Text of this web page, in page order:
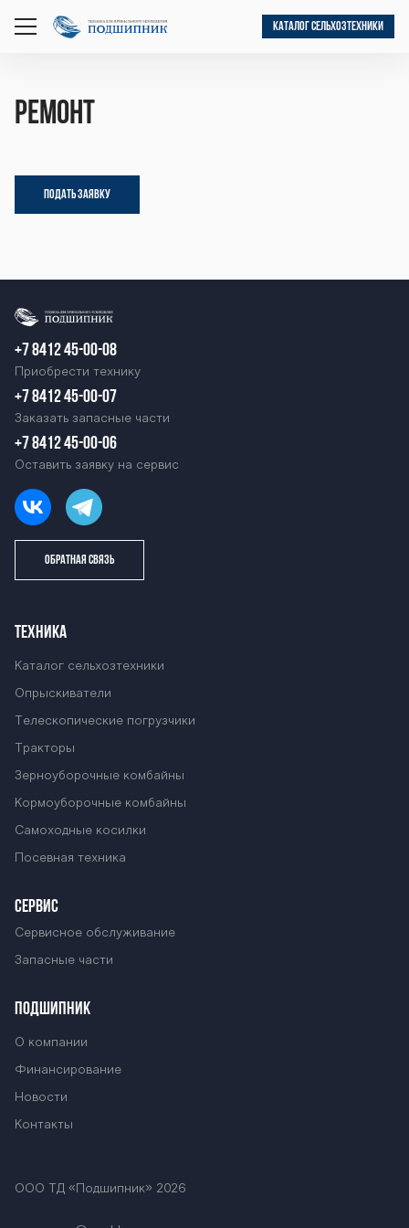
открыть
КАТАЛОГ СЕЛЬХОЗТЕХНИКИ
Ремонт
ПОДАТЬ ЗАЯВКУ
+7 8412 45-00-08
Приобрести технику
+7 8412 45-00-07
Заказать запасные части
+7 8412 45-00-06
Оставить заявку на сервис
ОБРАТНАЯ СВЯЗЬ
ТЕХНИКА
Каталог сельхозтехники
Опрыскиватели
Телескопические погрузчики
Тракторы
Зерноуборочные комбайны
Кормоуборочные комбайны
Самоходные косилки
Посевная техника
СЕРВИС
Сервисное обслуживание
Запасные части
ПОДШИПНИК
О компании
Финансирование
Новости
Контакты
ООО ТД «Подшипник» 2026